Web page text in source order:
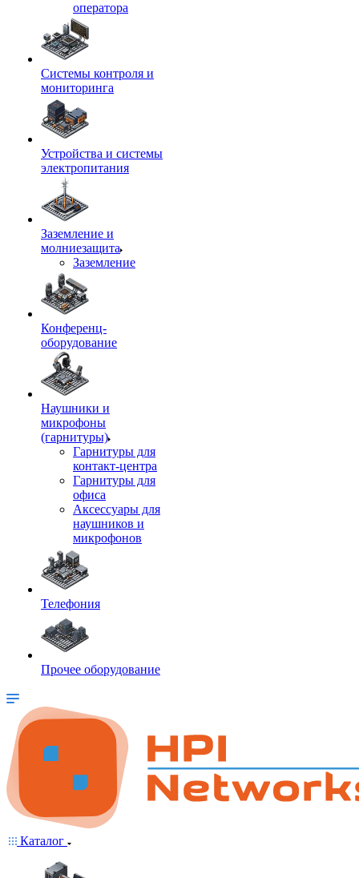
оператора
Системы контроля и
мониторинга
Устройства и системы
электропитания
Заземление и
молниезащита
Заземление
Конференц-
оборудование
Наушники и
микрофоны
(гарнитуры)
Гарнитуры для
контакт-центра
Гарнитуры для
офиса
Аксессуары для
наушников и
микрофонов
Телефония
Прочее оборудование
Каталог